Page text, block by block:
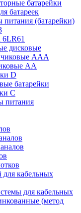
батарейки
батареек
(батарейки)
6LR61
дисковые
ААА
АА
D
батарейки
C
питания
для кабельных
для кабельных
(метод